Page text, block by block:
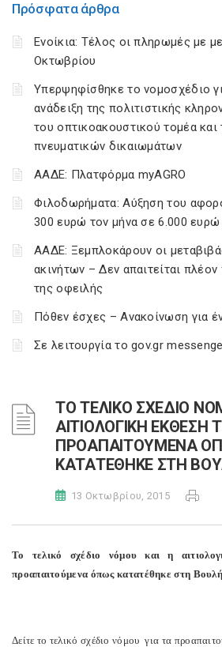
Πρόσφατα άρθρα
Ενοίκια: Τέλος οι πληρωμές με
Οκτωβρίου
Υπερψηφίσθηκε το νομοσχέδιο
ανάδειξη της πολιτιστικής
του οπτικοακουστικού τομέα
πνευματικών δικαιωμάτων
ΑΑΔΕ: Πλατφόρμα myAGRO
Φιλοδωρήματα: Αύξηση του
300 ευρώ τον μήνα σε 6.000 ευρώ
ΑΑΔΕ: Ξεμπλοκάρουν οι
ακινήτων – Δεν απαιτείται
της οφειλής
Πόθεν έσχες – Ανακοίνωση για
Σε λειτουργία το gov.gr
ΤΟ ΤΕΛΙΚΟ ΣΧΕΔΙΟ
ΑΙΤΙΟΛΟΓΙΚΗ ΕΚΘΕΣΗ
ΠΡΟΑΠΑΙΤΟΥΜΕΝΑ
ΚΑΤΑΤΕΘΗΚΕ ΣΤΗ
13 Οκτωβρίου, 2015
Το τελικό σχέδιο νόμου και η
προαπαιτούμενα όπως κατατέθηκε στη Βουλή
Δείτε το τελικό σχέδιο νόμου για τα